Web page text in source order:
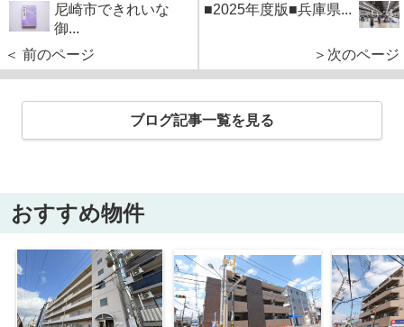
尼崎市できれいな
御...
＜ 前のページ
■2025年度版■兵庫県...
＞次のページ
ブログ記事一覧を見る
おすすめ物件